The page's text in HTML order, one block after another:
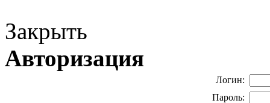
Закрыть
Авторизация
Логин:
Пароль: